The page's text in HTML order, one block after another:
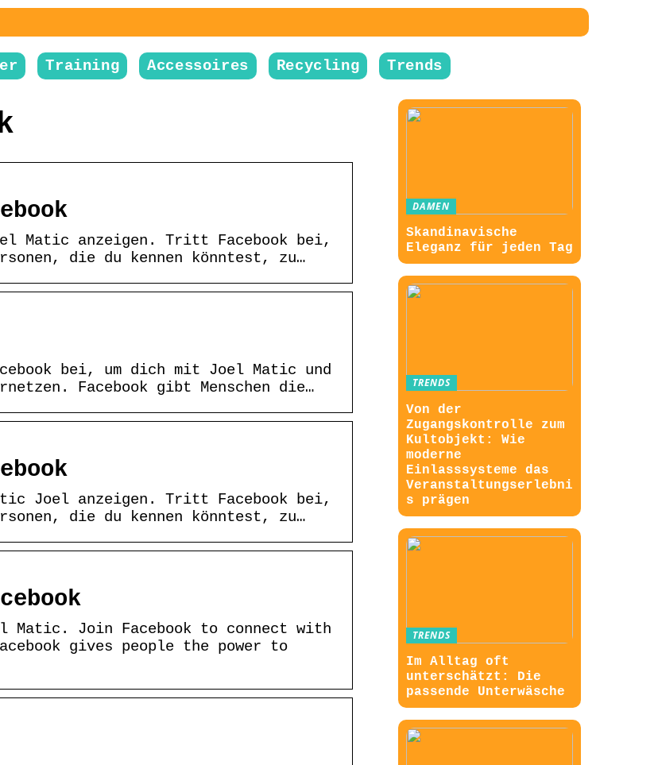
Training Accessoires Recycling Trends
Matic anzeigen. Tritt Facebook bei,
die du kennen könntest, zu…
bei, um dich mit Joel Matic und
Facebook gibt Menschen die…
Joel anzeigen. Tritt Facebook bei,
die du kennen könntest, zu…
Matic. Join Facebook to connect with
gives people the power to
DAMEN
Skandinavische
Eleganz für jeden Tag
TRENDS
Von der
Zugangskontrolle zum
Kultobjekt: Wie
moderne
Einlasssysteme das
Veranstaltungserlebni
s prägen
TRENDS
Im Alltag oft
unterschätzt: Die
passende Unterwäsche